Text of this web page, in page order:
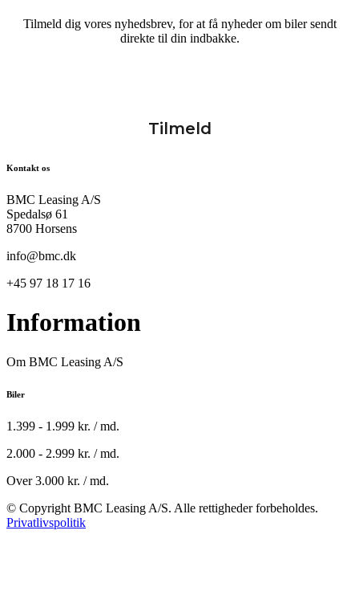
Tilmeld dig vores nyhedsbrev, for at få nyheder om biler sendt
direkte til din indbakke.
Kontakt os
BMC Leasing A/S
Spedalsø 61
8700 Horsens
info@bmc.dk
+45 97 18 17 16
Information
Om BMC Leasing A/S
Biler
1.399 - 1.999 kr. / md.
2.000 - 2.999 kr. / md.
Over 3.000 kr. / md.
© Copyright BMC Leasing A/S. Alle rettigheder forbeholdes.
Privatlivspolitik